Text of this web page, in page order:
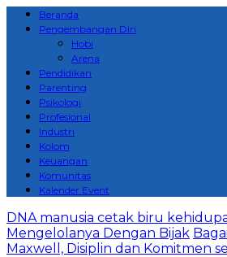
Beranda
Pengembangan Diri
Hobi
Arena
Pendidikan
Parenting
Psikologi
Profesional
Industri
Kolom
Keuangan
Komunitas
Kalender Event
DNA manusia cetak biru
Mengelolanya Dengan Bijak
Maxwell, Disiplin dan Komitmen